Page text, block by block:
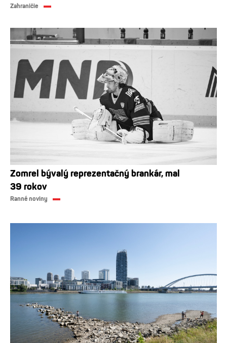
Zahraničie
Zomrel bývalý reprezentačný brankár, mal
39 rokov
Ranné noviny